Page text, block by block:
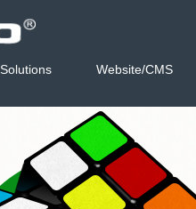
Solutions Website/CMS